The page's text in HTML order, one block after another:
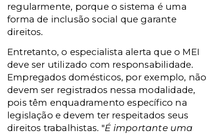
regularmente, porque o sistema é uma
forma de inclusão social que garante
direitos.
Entretanto, o especialista alerta que o MEI
deve ser utilizado com responsabilidade.
Empregados domésticos, por exemplo, não
devem ser registrados nessa modalidade,
pois têm enquadramento específico na
legislação e devem ter respeitados seus
direitos trabalhistas. "É importante uma